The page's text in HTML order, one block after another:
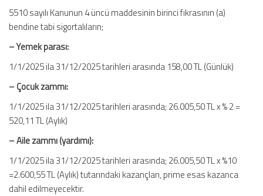
5510 sayılı Kanunun 4 üncü maddesinin birinci fıkrasının (a)
bendine tabi sigortalıların;
– Yemek parası:
1/1/2025 ila 31/12/2025 tarihleri arasında 158,00 TL (Günlük)
– Çocuk zammı:
1/1/2025 ila 31/12/2025 tarihleri arasında; 26.005,50 TL x % 2 =
520,11 TL (Aylık)
– Aile zammı (yardımı):
1/1/2025 ila 31/12/2025 tarihleri arasında; 26.005,50 TL x %10
=2.600,55 TL (Aylık) tutarındaki kazançları, prime esas kazanca
dahil edilmeyecektir.